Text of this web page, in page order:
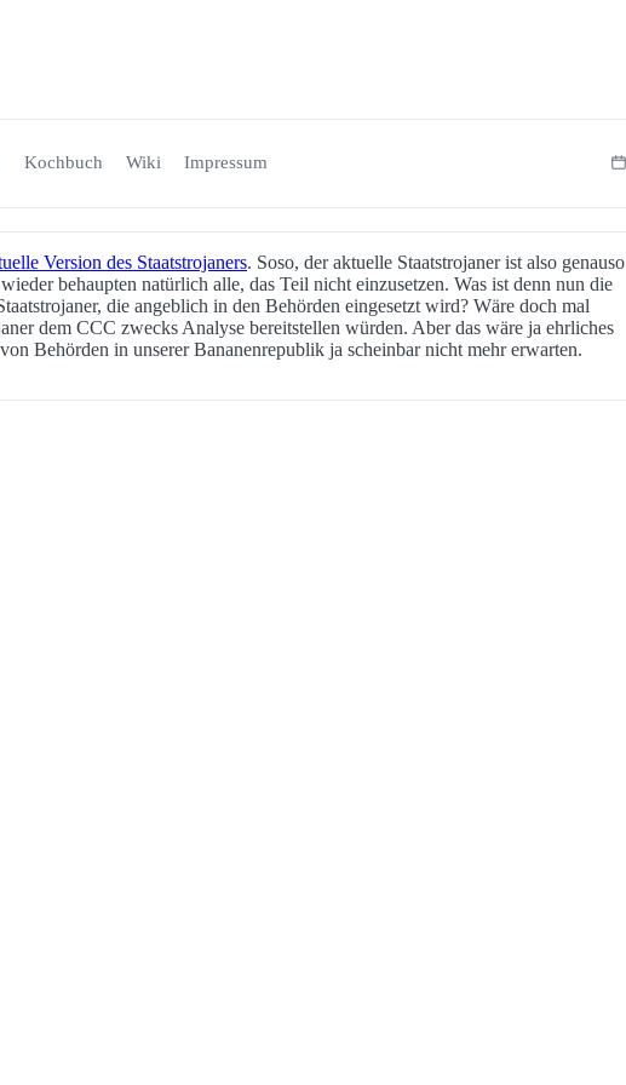
Kochbuch Wiki Impressum
Version des Staatstrojaners. Soso, der aktuelle Staatstrojaner ist also genauso
behaupten natürlich alle, das Teil nicht einzusetzen. Was ist denn nun die
die angeblich in den Behörden eingesetzt wird? Wäre doch mal
dem CCC zwecks Analyse bereitstellen würden. Aber das wäre ja ehrliches
Behörden in unserer Bananenrepublik ja scheinbar nicht mehr erwarten.